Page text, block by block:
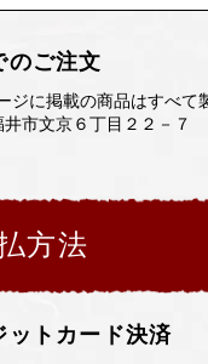
のご注文
ジに掲載の商品はすべて
井市文京６丁目２２－
方法
ットカード決済